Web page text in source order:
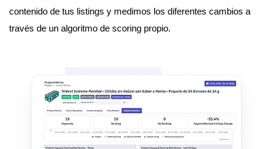
contenido de tus listings y medimos los diferentes cambios a
través de un algoritmo de scoring propio.